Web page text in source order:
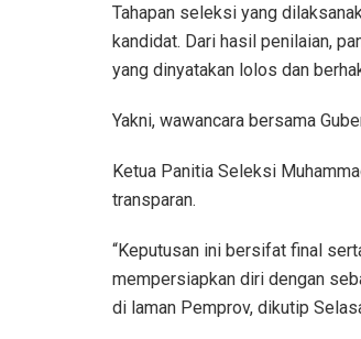
Tahapan seleksi yang
kandidat. Dari hasil penilaian,
yang dinyatakan lolos dan
Yakni, wawancara bersama
Ketua Panitia Seleksi
transparan.
“Keputusan ini bersifat final
mempersiapkan diri dengan
di laman Pemprov, dikutip